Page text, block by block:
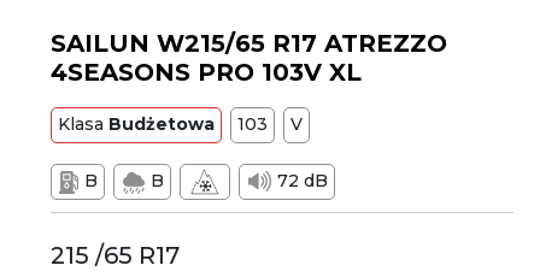
SAILUN W215/65 R17 ATREZZO
4SEASONS PRO 103V XL
Klasa Budżetowa 103 V
B B 72 dB
215 /65 R17